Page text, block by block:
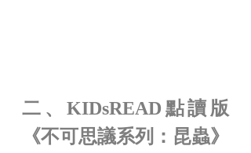
二、KIDsREAD點讀版
《不可思議系列：昆蟲》